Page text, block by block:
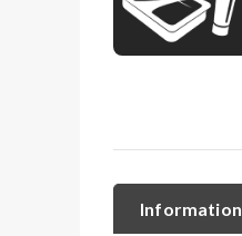
Information